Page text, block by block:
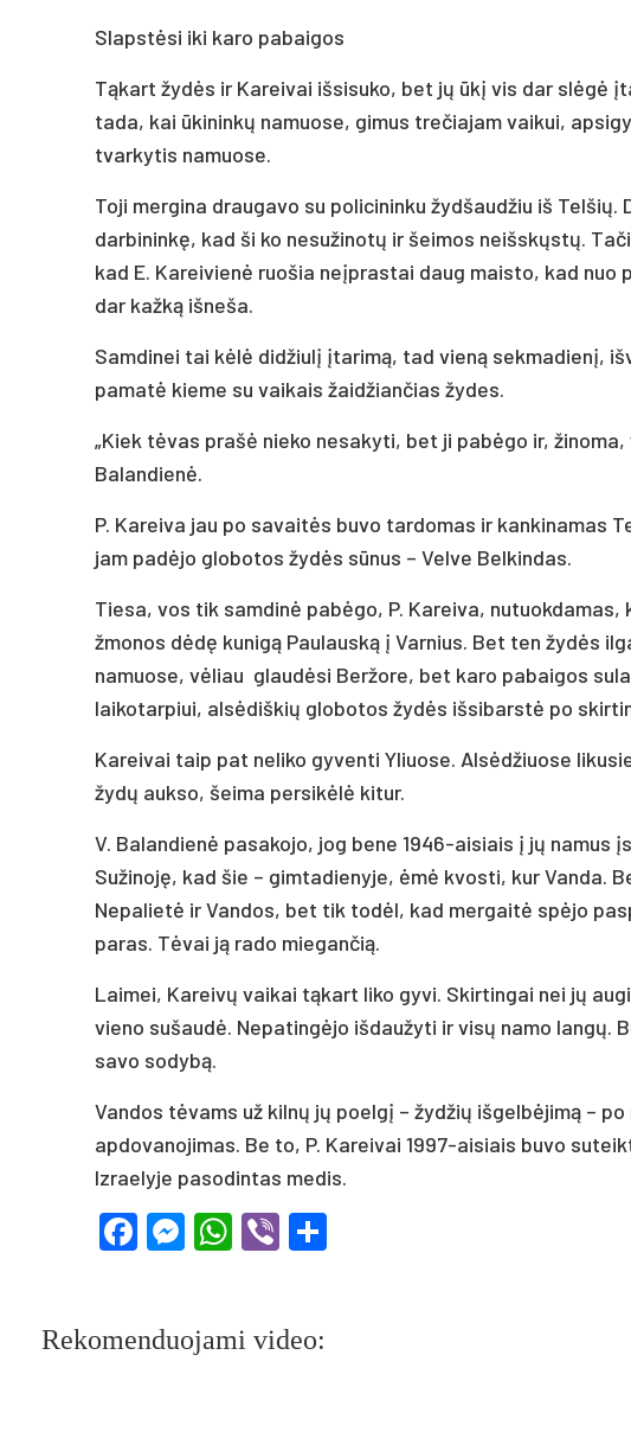
Slapstėsi iki karo pabaigos
Tąkart žydės ir Kareivai išsisuko, bet jų ūkį vis dar slėgė
tada, kai ūkininkų namuose, gimus trečiajam vaikui,
tvarkytis namuose.
Toji mergina draugavo su policininku žydšaudžiu iš
darbininkę, kad ši ko nesužinotų ir šeimos neišskųstų.
kad E. Kareivienė ruošia neįprastai daug maisto, kad
dar kažką išneša.
Samdinei tai kėlė didžiulį įtarimą, tad vieną sekmadienį,
pamatė kieme su vaikais žaidžiančias žydes.
„Kiek tėvas prašė nieko nesakyti, bet ji pabėgo ir,
Balandienė.
P. Kareiva jau po savaitės buvo tardomas ir kankinamas
jam padėjo globotos žydės sūnus – Velve Belkindas.
Tiesa, vos tik samdinė pabėgo, P. Kareiva,
žmonos dėdę kunigą Paulauską į Varnius. Bet ten žydės
namuose, vėliau glaudėsi Beržore, bet karo pabaigos
laikotarpiui, alsėdiškių globotos žydės išsibarstė po
Kareivai taip pat neliko gyventi Yliuose. Alsėdžiuose
žydų aukso, šeima persikėlė kitur.
V. Balandienė pasakojo, jog bene 1946-aisiais į jų namus
Sužinoję, kad šie – gimtadienyje, ėmė kvosti, kur Vanda.
Nepalietė ir Vandos, bet tik todėl, kad mergaitė spėjo
paras. Tėvai ją rado miegančią.
Laimei, Kareivų vaikai tąkart liko gyvi. Skirtingai nei jų
vieno sušaudė. Nepatingėjo išdaužyti ir visų namo langų.
savo sodybą.
Vandos tėvams už kilnų jų poelgį – žydžių išgelbėjimą –
apdovanojimas. Be to, P. Kareivai 1997-aisiais buvo
Izraelyje pasodintas medis.
Facebook
Messenger
WhatsApp
Viber
Rekomenduojami video: